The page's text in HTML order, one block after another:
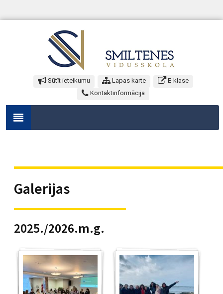
Sūtīt ieteikumu Lapas karte
E-klase
Kontaktinformācija
Galerijas
2025./2026.m.g.